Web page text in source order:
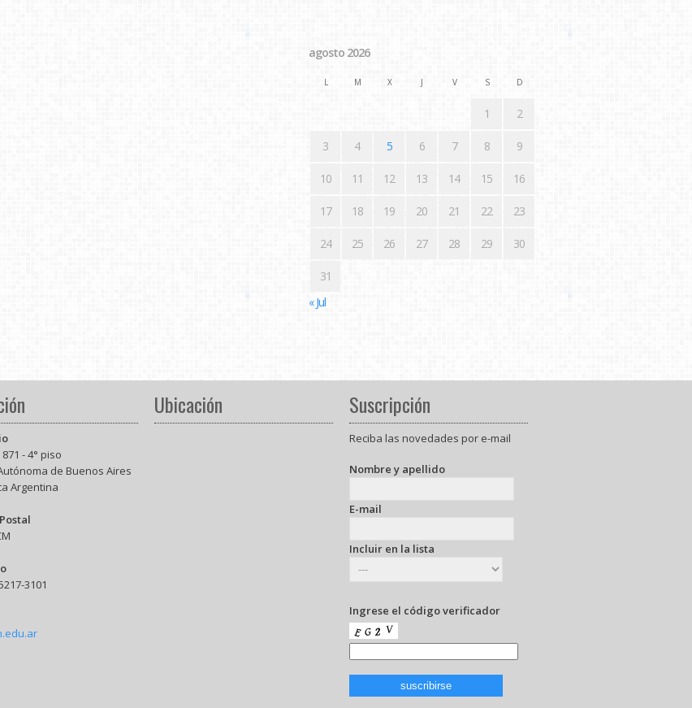
agosto 2026
L M X J V S D
1 2
3 4 5 6 7 8 9
10 11 12 13 14 15 16
17 18 19 20 21 22 23
24 25 26 27 28 29 30
31
« Jul
- 4° piso
de Buenos Aires
Argentina
3101
Ubicación Suscripción
Reciba las novedades por e-mail
Nombre y apellido
E-mail
Incluir en la lista
Ingrese el código verificador